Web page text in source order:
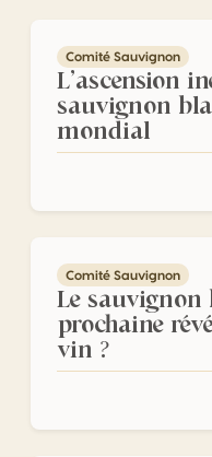
Comité Sauvignon
L’ascension
sauvignon
mondial
Comité Sauvignon
Le sauvignon
prochaine
vin ?